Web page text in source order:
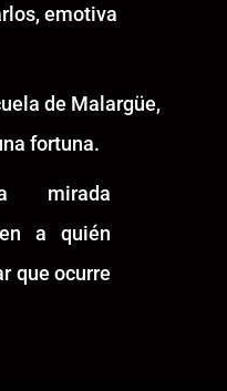
emotiva
de Malargüe,
fortuna.
mirada
a quién
que ocurre